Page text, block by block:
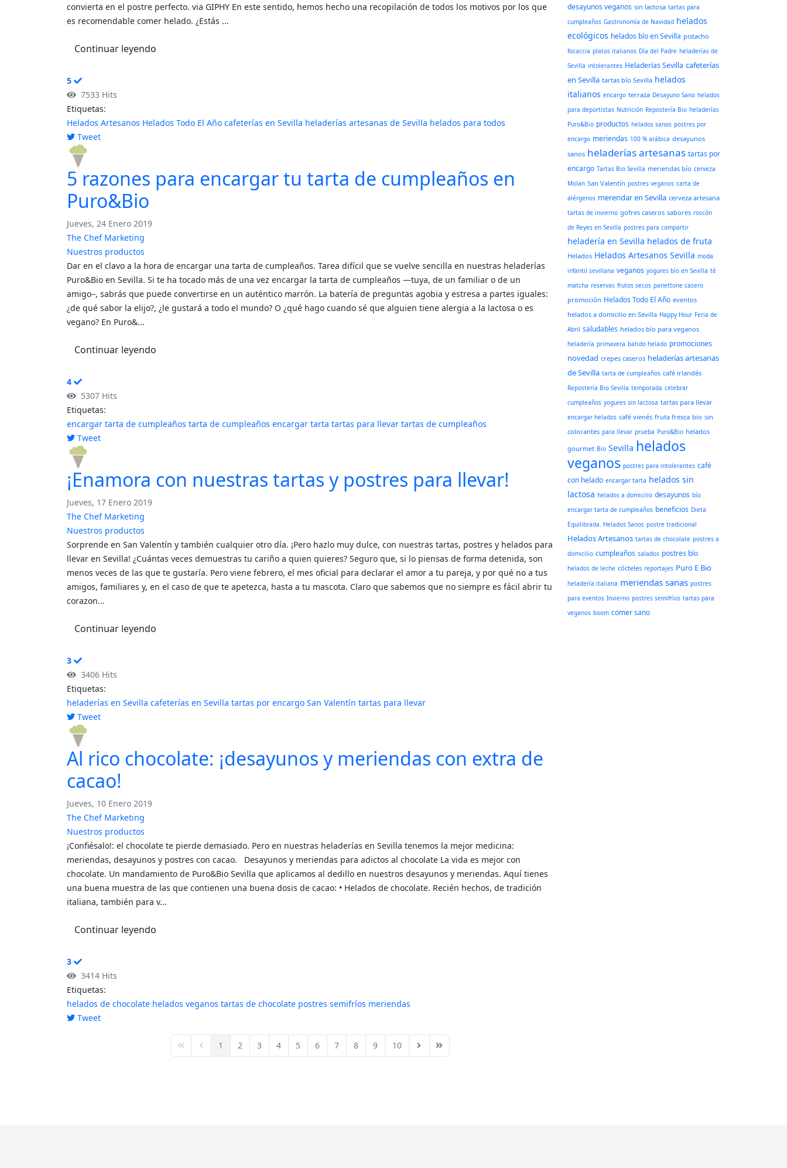
convierta en el postre perfecto. via GIPHY En este sentido, hemos hecho una recopilación de todos los motivos por los que
es recomendable comer helado. ¿Estás ...
Continuar leyendo
5
7533 Hits
Etiquetas:
Helados Artesanos Helados Todo El Año cafeterías en Sevilla heladerías artesanas de Sevilla helados para todos
Tweet
pinterest
5 razones para encargar tu tarta de cumpleaños en
Puro&Bio
Jueves, 24 Enero 2019
The Chef Marketing
Nuestros productos
Dar en el clavo a la hora de encargar una tarta de cumpleaños. Tarea difícil que se vuelve sencilla en nuestras heladerías
Puro&Bio en Sevilla. Si te ha tocado más de una vez encargar la tarta de cumpleaños —tuya, de un familiar o de un
amigo–, sabrás que puede convertirse en un auténtico marrón. La batería de preguntas agobia y estresa a partes iguales:
¿de qué sabor la elijo?, ¿le gustará a todo el mundo? O ¿qué hago cuando sé que alguien tiene alergia a la lactosa o es
vegano? En Puro&...
Continuar leyendo
4
5307 Hits
Etiquetas:
encargar tarta de cumpleaños tarta de cumpleaños encargar tarta tartas para llevar tartas de cumpleaños
Tweet
pinterest
¡Enamora con nuestras tartas y postres para llevar!
Jueves, 17 Enero 2019
The Chef Marketing
Nuestros productos
Sorprende en San Valentín y también cualquier otro día. ¡Pero hazlo muy dulce, con nuestras tartas, postres y helados para
llevar en Sevilla! ¿Cuántas veces demuestras tu cariño a quien quieres? Seguro que, si lo piensas de forma detenida, son
menos veces de las que te gustaría. Pero viene febrero, el mes oficial para declarar el amor a tu pareja, y por qué no a tus
amigos, familiares y, en el caso de que te apetezca, hasta a tu mascota. Claro que sabemos que no siempre es fácil abrir tu
corazon...
Continuar leyendo
3
3406 Hits
Etiquetas:
heladerías en Sevilla cafeterías en Sevilla tartas por encargo San Valentín tartas para llevar
Tweet
pinterest
Al rico chocolate: ¡desayunos y meriendas con extra de
cacao!
Jueves, 10 Enero 2019
The Chef Marketing
Nuestros productos
¡Confiésalo!: el chocolate te pierde demasiado. Pero en nuestras heladerías en Sevilla tenemos la mejor medicina:
meriendas, desayunos y postres con cacao. Desayunos y meriendas para adictos al chocolate La vida es mejor con
chocolate. Un mandamiento de Puro&Bio Sevilla que aplicamos al dedillo en nuestros desayunos y meriendas. Aquí tienes
una buena muestra de las que contienen una buena dosis de cacao: • Helados de chocolate. Recién hechos, de tradición
italiana, también para v...
Continuar leyendo
3
3414 Hits
Etiquetas:
helados de chocolate helados veganos tartas de chocolate postres semifríos meriendas
Tweet
First PagePrevious Page
1 2 3 4 5 6 7 8 9 10 Next PageLast Page
desayunos veganos sin lactosa tartas para
cumpleaños Gastronomía de Navidad helados
ecológicos helados bío en Sevilla pistacho
focaccia platos italianos Día del Padre heladerías de
Sevilla intolerantes Heladerías Sevilla cafeterías
en Sevilla tartas bío Sevilla helados
italianos encargo terraza Desayuno Sano helados
para deportistas Nutrición Repostería Bio heladerías
Puro&Bio productos helados sanos postres por
encargo meriendas 100 % arábica desayunos
sanos heladerías artesanas tartas por
encargo Tartas Bio Sevilla meriendas bío cerveza
Molan San Valentín postres veganos carta de
alérgenos merendar en Sevilla cerveza artesana
tartas de invierno gofres caseros sabores roscón
de Reyes en Sevilla postres para compartir
heladería en Sevilla helados de fruta
Helados Helados Artesanos Sevilla moda
infantil sevillana veganos yogures bío en Sevilla té
matcha reservas frutos secos panettone casero
promoción Helados Todo El Año eventos
helados a domicilio en Sevilla Happy Hour Feria de
Abril saludables helados bío para veganos
heladería primavera batido helado promociones
novedad crepes caseros heladerías artesanas
de Sevilla tarta de cumpleaños café irlandés
Repostería Bio Sevilla temporada celebrar
cumpleaños yogures sin lactosa tartas para llevar
encargar helados café vienés fruta fresca bio sin
colorantes para llevar prueba Puro&Bio helados
gourmet Bio Sevilla helados
veganos postres para intolerantes café
con helado encargar tarta helados sin
lactosa helados a domicilio desayunos bío
encargar tarta de cumpleaños beneficios Dieta
Equilibrada. Helados Sanos postre tradicional
Helados Artesanos tartas de chocolate postres a
domicilio cumpleaños salados postres bío
helados de leche cócteles reportajes Puro E Bio
heladería italiana meriendas sanas postres
para eventos Invierno postres semifríos tartas para
veganos boom comer sano